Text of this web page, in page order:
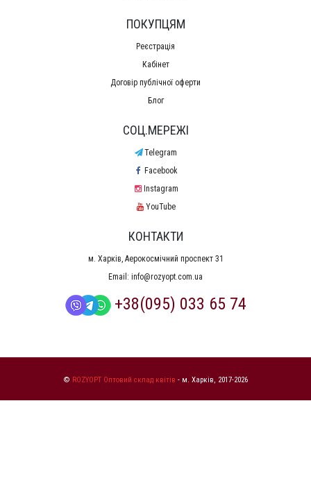
ПОКУПЦЯМ
Реєстрація
Кабінет
Договір публічної оферти
Блог
СОЦ.МЕРЕЖІ
Telegram
Facebook
Instagram
YouTube
КОНТАКТИ
м. Харків, Аерокосмічний проспект 31
Email: info@rozyopt.com.ua
+38(095) 033 65 74
© ROZYOPT Оптовий склад квітів - м. Харків, 2017-2026